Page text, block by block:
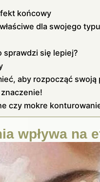
końcowy
dla swojego
sprawdzi się lepiej?
aby rozpocząć swoją
czy mokre
wpływa na